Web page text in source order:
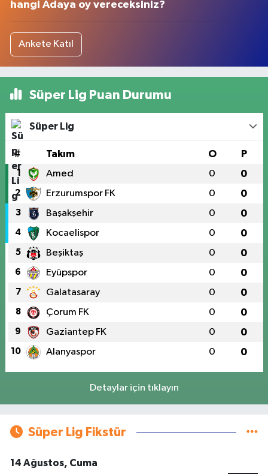
hangi Adaya oy vereceksiniz?
Ankete Katıl
Süper Lig Puan Durumu
Süper Lig
# Takım O P
1 Amed 0 0
2 Erzurumspor FK 0 0
3 Başakşehir 0 0
4 Kocaelispor 0 0
5 Beşiktaş 0 0
6 Eyüpspor 0 0
7 Galatasaray 0 0
8 Çorum FK 0 0
9 Gaziantep FK 0 0
10 Alanyaspor 0 0
Detaylar için tıklayın
Süper Lig Fikstür
14 Ağustos, Cuma